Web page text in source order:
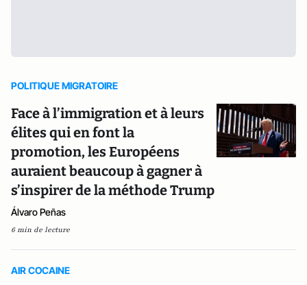
POLITIQUE MIGRATOIRE
Face à l’immigration et à leurs
élites qui en font la
promotion, les Européens
auraient beaucoup à gagner à
s’inspirer de la méthode Trump
Álvaro Peñas
6 min de lecture
AIR COCAINE